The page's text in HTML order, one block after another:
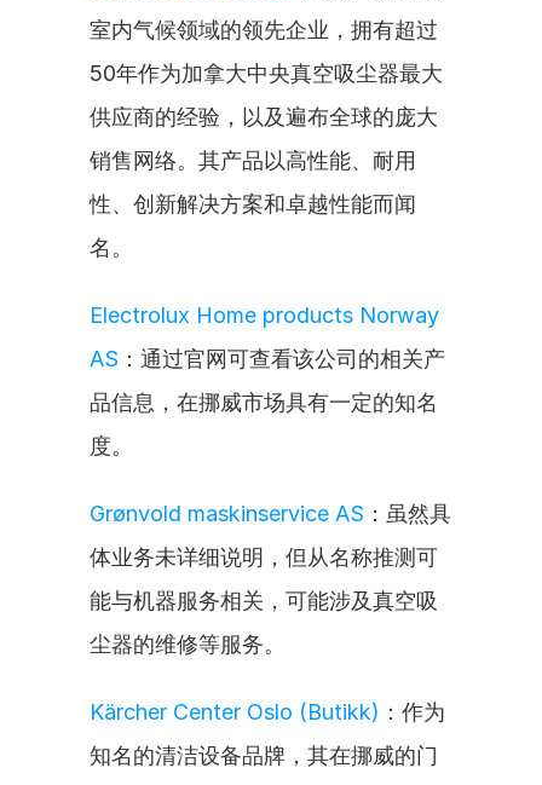
室内气候领域的领先企业，拥有超过
50年作为加拿大中央真空吸尘器最大
供应商的经验，以及遍布全球的庞大
销售网络。其产品以高性能、耐用
性、创新解决方案和卓越性能而闻
名。
Electrolux Home products Norway
AS ：通过官网可查看该公司的相关产
品信息，在挪威市场具有一定的知名
度。
Grønvold maskinservice AS ：虽然具
体业务未详细说明，但从名称推测可
能与机器服务相关，可能涉及真空吸
尘器的维修等服务。
Kärcher Center Oslo (Butikk) ：作为
知名的清洁设备品牌，其在挪威的门